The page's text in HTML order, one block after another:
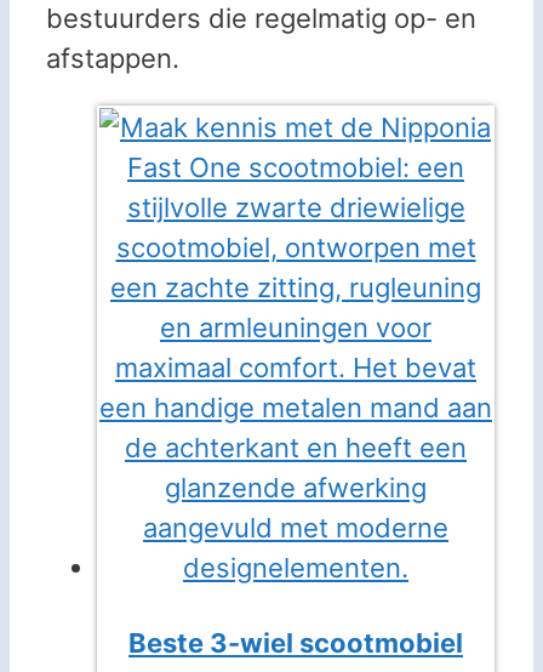
bestuurders die regelmatig op- en
afstappen.
Beste 3-wiel scootmobiel